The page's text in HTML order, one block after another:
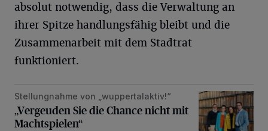
absolut notwendig, dass die Verwaltung an
ihrer Spitze handlungsfähig bleibt und die
Zusammenarbeit mit dem Stadtrat
funktioniert.
„Vergeuden Sie die Chance nicht mit Machtspielen“
Stellungnahme von „wuppertalaktiv!“
„Vergeuden Sie die Chance nicht mit
Machtspielen“